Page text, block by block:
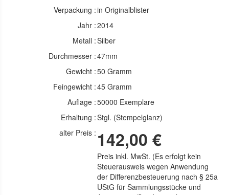
Verpackung :in Originalblister
Jahr :2014
Metall :Silber
Durchmesser :47mm
Gewicht :50 Gramm
Feingewicht :45 Gramm
Auflage :50000 Exemplare
Erhaltung :Stgl. (Stempelglanz)
alter Preis : 142,00 €
Preis inkl. MwSt. (Es erfolgt kein
Steuerausweis wegen Anwendung
der Differenzbesteuerung nach § 25a
UStG für Sammlungsstücke und